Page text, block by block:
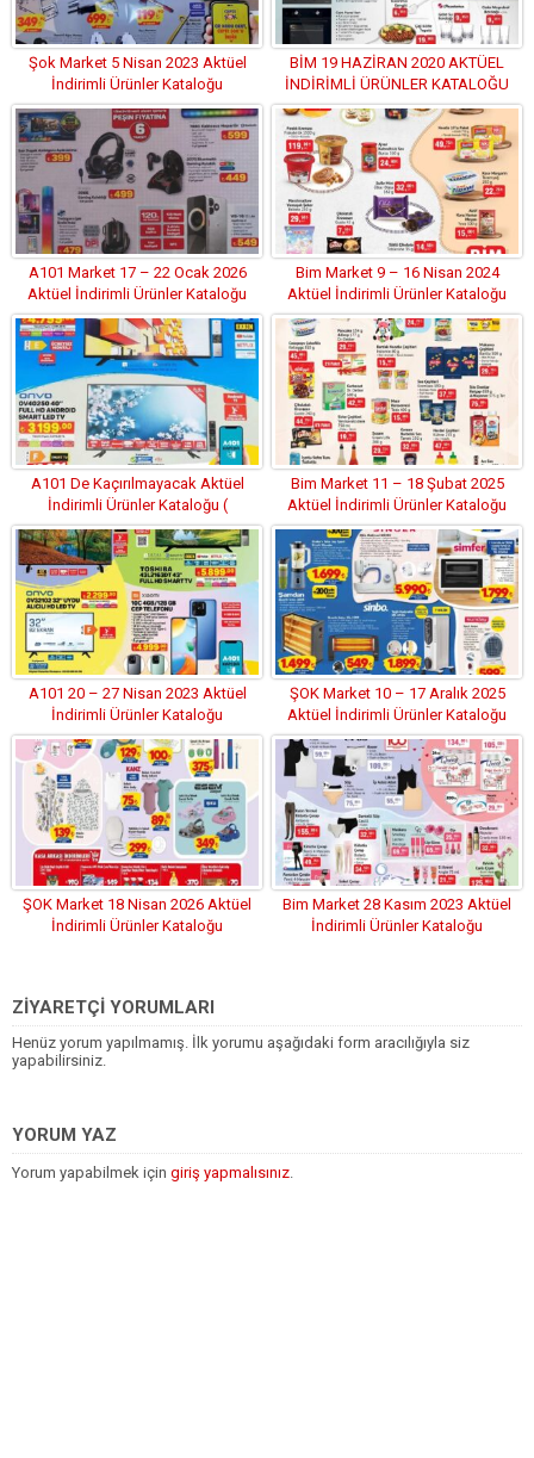
Şok Market 5 Nisan 2023 Aktüel
İndirimli Ürünler Kataloğu
BİM 19 HAZİRAN 2020 AKTÜEL
İNDİRİMLİ ÜRÜNLER KATALOĞU
A101 Market 17 – 22 Ocak 2026
Aktüel İndirimli Ürünler Kataloğu
Bim Market 9 – 16 Nisan 2024
Aktüel İndirimli Ürünler Kataloğu
A101 De Kaçırılmayacak Aktüel
İndirimli Ürünler Kataloğu (
23.06.2022)
Bim Market 11 – 18 Şubat 2025
Aktüel İndirimli Ürünler Kataloğu
A101 20 – 27 Nisan 2023 Aktüel
İndirimli Ürünler Kataloğu
ŞOK Market 10 – 17 Aralık 2025
Aktüel İndirimli Ürünler Kataloğu
ŞOK Market 18 Nisan 2026 Aktüel
İndirimli Ürünler Kataloğu
Bim Market 28 Kasım 2023 Aktüel
İndirimli Ürünler Kataloğu
ZİYARETÇİ YORUMLARI
Henüz yorum yapılmamış. İlk yorumu aşağıdaki form aracılığıyla siz
yapabilirsiniz.
YORUM YAZ
Yorum yapabilmek için giriş yapmalısınız